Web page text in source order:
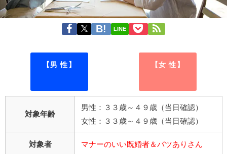
LINE
【男 性】 【女 性】
対象年齢
男性：３３歳～４９歳（当日確認）
女性：３３歳～４９歳（当日確認）
対象者 マナーのいい既婚者＆バツありさん